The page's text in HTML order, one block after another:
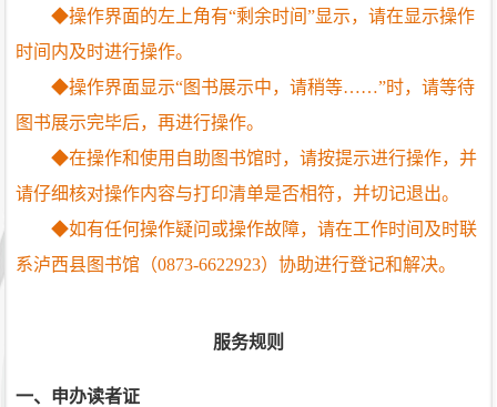
◆操作界面的左上角有“剩余时间”显示，请在显示操作
时间内及时进行操作。
◆操作界面显示“图书展示中，请稍等……”时，请等待
图书展示完毕后，再进行操作。
◆在操作和使用自助图书馆时，请按提示进行操作，并
请仔细核对操作内容与打印清单是否相符，并切记退出。
◆如有任何操作疑问或操作故障，请在工作时间及时联
系泸西县图书馆（0873-6622923）协助进行登记和解决。
服务规则
一、申办读者证